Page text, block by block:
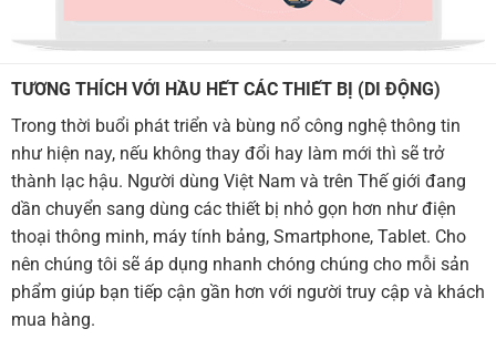
TƯƠNG THÍCH VỚI HẦU HẾT CÁC THIẾT BỊ (DI ĐỘNG)
Trong thời buổi phát triển và bùng nổ công nghệ thông tin
như hiện nay, nếu không thay đổi hay làm mới thì sẽ trở
thành lạc hậu. Người dùng Việt Nam và trên Thế giới đang
dần chuyển sang dùng các thiết bị nhỏ gọn hơn như điện
thoại thông minh, máy tính bảng, Smartphone, Tablet. Cho
nên chúng tôi sẽ áp dụng nhanh chóng chúng cho mỗi sản
phẩm giúp bạn tiếp cận gần hơn với người truy cập và khách
mua hàng.